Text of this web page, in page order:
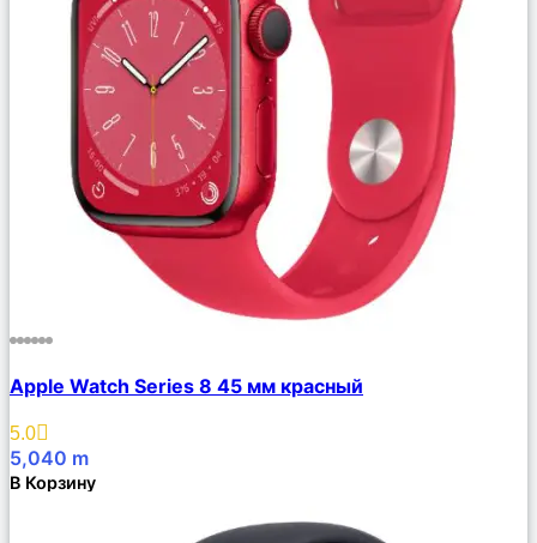
Описание
Избранное
Apple Watch Series 8 45 мм красный
5.0
5,040 m
В Корзину